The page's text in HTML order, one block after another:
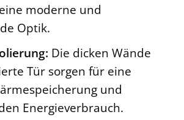
moderne und
Optik.
Die dicken Wände
Tür sorgen für eine
und
Energieverbrauch.